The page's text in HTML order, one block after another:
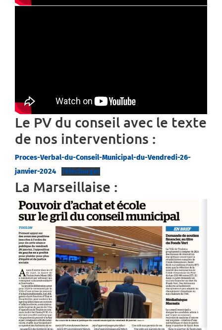
Le PV du conseil avec le texte
de nos interventions :
Proces-Verbal-du-Conseil-Municipal-du-Vendredi-26-
janvier-2024
Télécharger
La Marseillaise :